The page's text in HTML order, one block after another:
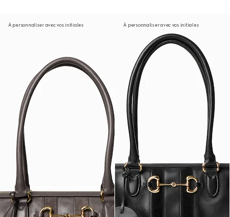
À personnaliser avec vos initiales À personnaliser avec vos initiales